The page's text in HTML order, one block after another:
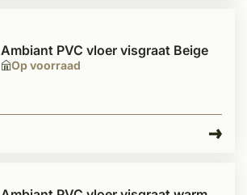
Op voorraad
Ambiant PVC vloer visgraat Beige